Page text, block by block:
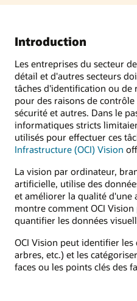
Introduction
Les entreprises du secteur
détail et d'autres secteurs
tâches d'identification ou de
pour des raisons de
sécurité et autres. Dans le
informatiques stricts
utilisés pour effectuer ces
Infrastructure (OCI) Vision
La vision par ordinateur,
artificielle, utilise des
et améliorer la qualité d'une
montre comment OCI
quantifier les données
OCI Vision peut identifier
arbres, etc.) et les
faces ou les points clés des